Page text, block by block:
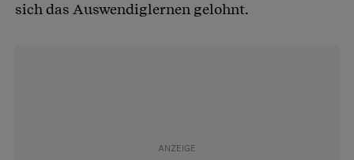
sich das Auswendiglernen gelohnt.